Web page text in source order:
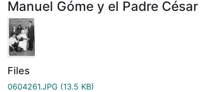
Manuel Góme y el Padre César
Files
0604261.JPG (13.5 KB)